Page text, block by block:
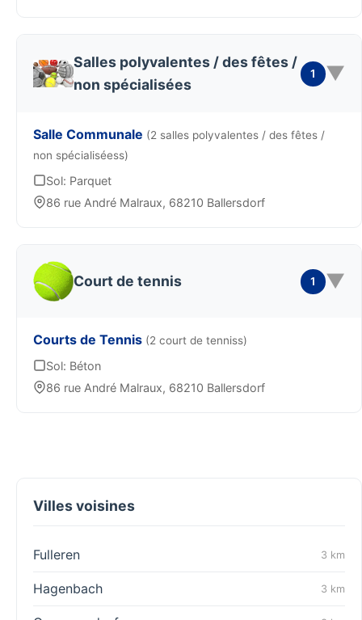
Salles polyvalentes / des fêtes /
non spécialisées
1 ▼
Salle Communale (2 salles polyvalentes / des fêtes /
non spécialiséess)
Sol: Parquet
86 rue André Malraux, 68210 Ballersdorf
Court de tennis 1 ▼
Courts de Tennis (2 court de tenniss)
Sol: Béton
86 rue André Malraux, 68210 Ballersdorf
Villes voisines
Fulleren 3 km
Hagenbach 3 km